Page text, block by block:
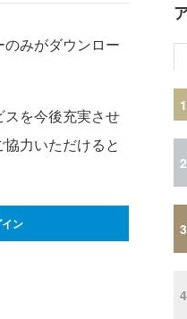
みがダウンロー
を今後充実させ
力いただけると
ン
1
2
3
4